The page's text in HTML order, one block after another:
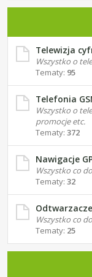
Telewizja
Wszystko o
Tematy: 95
Telefonia
Wszystko o
promocje etc.
Tematy: 372
Nawigacje
Wszystko co
Tematy: 32
Wszystko co
Tematy: 25